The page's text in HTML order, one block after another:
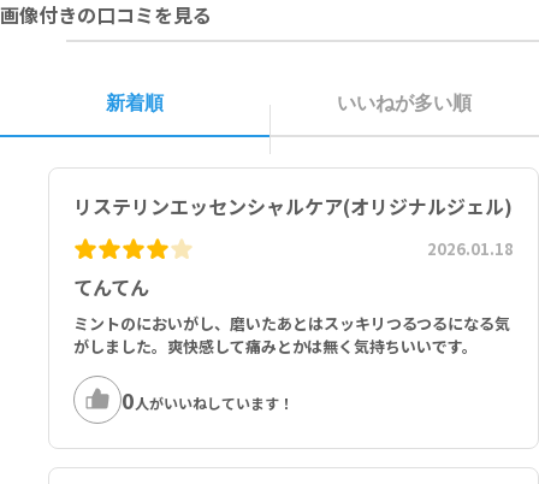
有効成分：
その他の成分：水、ソルビトール、含水シリカ、グリセリン、ＰＥＧ
－３２、ラウリル硫酸Ｎａ、セルロースガム、サッカリンＮａ、ユー
カリプトール、サリチル酸メチル、チモール、リン酸、メントール、
リン酸Ｎａ、キサンタンガム、安息香酸、香料、スペアミント油、リ
画像付きの口コミを見る
新着順 いいねが多い順
リステリンエッセンシャルケア(オリジナルジェル)
てんてん
2026.01.18
ミントのにおいがし、磨いたあとはスッキリつるつるになる気
がしました。爽快感して痛みとかは無く気持ちいいです。
0人がいいねしています！